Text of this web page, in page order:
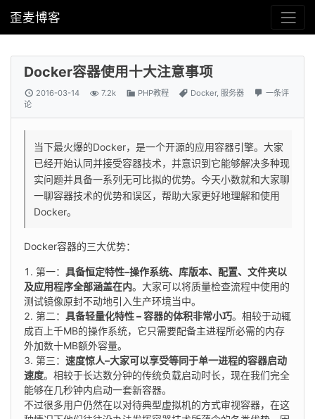
歪麦博客
Docker容器使用十大注意事项
2016-03-14 7.2k PHP教程 Docker, 服务器
一条评
论
当下最火爆的Docker，是一个开源的应用容器引擎。大家
已经开始认同并接受容器技术，并意识到它能够解决多种现
实问题并具备一系列无可比拟的优势。今天小数就和大家聊
一聊容器技术的优势和误区，帮助大家更好地理解和使用
Docker。
Docker容器的三大优势：
第一： 具备恒定特性–操作系统、库版本、配置、文件夹以
及应用程序全部涵盖在内。大家可以将质量检查流程中使用的
测试镜像原封不动地引入生产环境当中。
第二： 具备轻量化特性 – 容器的体积非常小巧。相较于动辄
成百上千MB的操作系统，它只需要配备主进程所必需的内存
外加数十MB额外容量。
第三： 速度惊人–大家可以享受等同于单一进程的容器启动
速度。相较于长达数分钟的传统负载启动时长，现在我们完全
能够在几秒钟内启动一套新容器。
不过很多用户仍然在以对待典型虚拟机的方式审视容器，在这